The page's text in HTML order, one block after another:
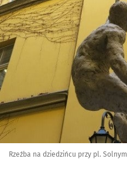
Rzeźba na dziedzińcu przy pl. Solnym